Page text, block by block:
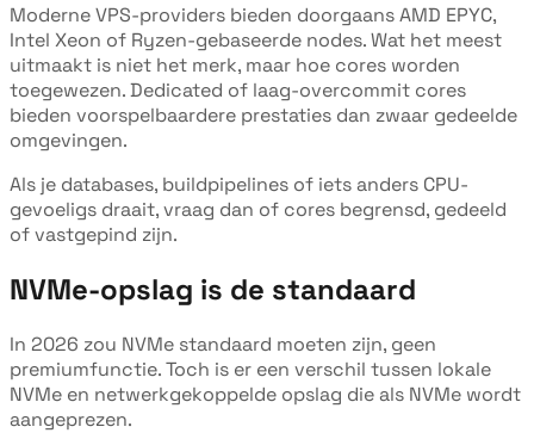
Moderne VPS-providers bieden doorgaans AMD EPYC,
Intel Xeon of Ryzen-gebaseerde nodes. Wat het meest
uitmaakt is niet het merk, maar hoe cores worden
toegewezen. Dedicated of laag-overcommit cores
bieden voorspelbaardere prestaties dan zwaar gedeelde
omgevingen.
Als je databases, buildpipelines of iets anders CPU-
gevoeligs draait, vraag dan of cores begrensd, gedeeld
of vastgepind zijn.
NVMe-opslag is de standaard
In 2026 zou NVMe standaard moeten zijn, geen
premiumfunctie. Toch is er een verschil tussen lokale
NVMe en netwerkgekoppelde opslag die als NVMe wordt
aangeprezen.